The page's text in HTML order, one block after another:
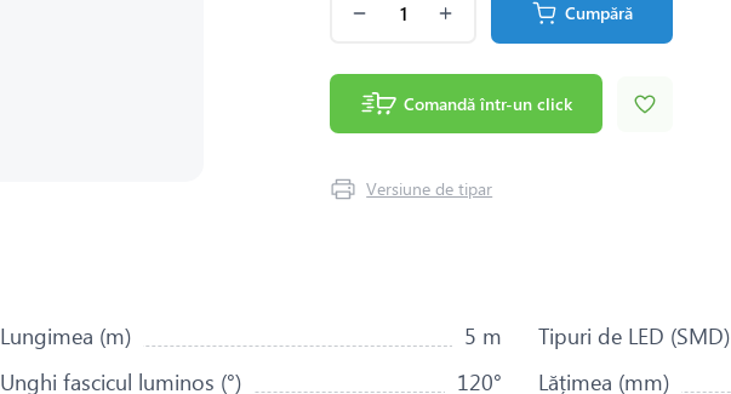
Cumpără
Comandă într-un click
Versiune de tipar
Lungimea (m) 5 m Tipuri de LED (SMD)
Unghi fascicul luminos (°) 120° Lățimea (mm)